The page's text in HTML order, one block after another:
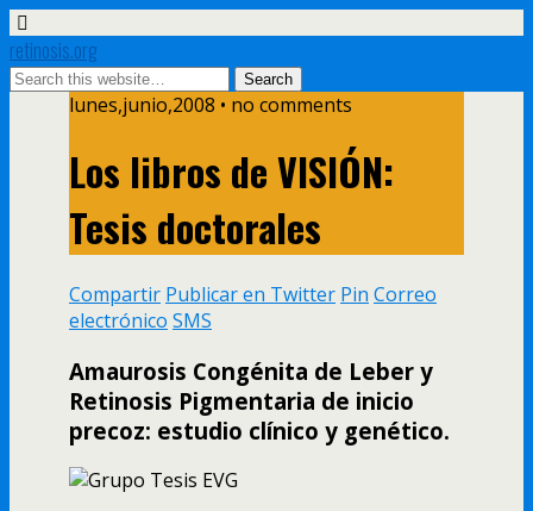
retinosis.org
lunes,junio,2008 • no comments
Los libros de VISIÓN:
Tesis doctorales
Compartir Publicar en Twitter Pin Correo
electrónico SMS
Amaurosis Congénita de Leber y
Retinosis Pigmentaria de inicio
precoz: estudio clí­nico y genético.